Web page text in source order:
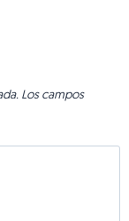
Los campos